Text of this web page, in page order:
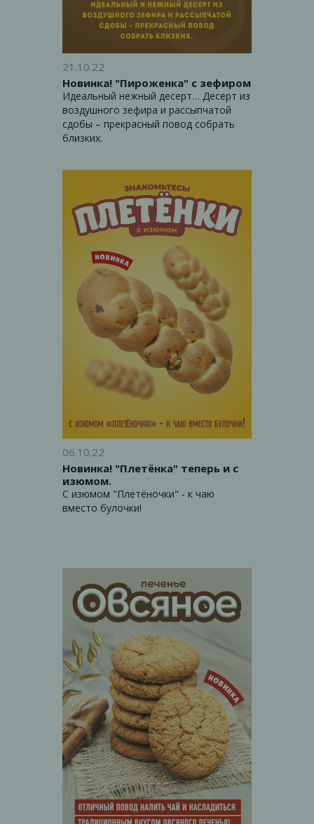
21.10.22
Новинка! "Пироженка" с зефиром
Идеальный нежный десерт… Десерт из
воздушного зефира и рассыпчатой
сдобы – прекрасный повод собрать
близких.
06.10.22
Новинка! "Плетёнка" теперь и с
изюмом.
С изюмом "Плетёночки" - к чаю
вместо булочки!